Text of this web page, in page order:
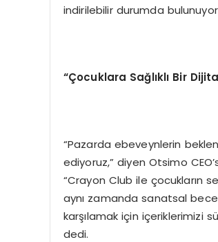
indirilebilir durumda
“Çocuklara Sağlıklı Bir
“Pazarda ebeveynlerin
ediyoruz,” diyen Otsimo
“Crayon Club ile çocukların
aynı zamanda sanatsal
karşılamak için içeriklerimizi
dedi.